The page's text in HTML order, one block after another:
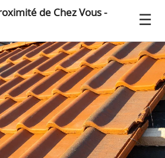
de Chez Vous -